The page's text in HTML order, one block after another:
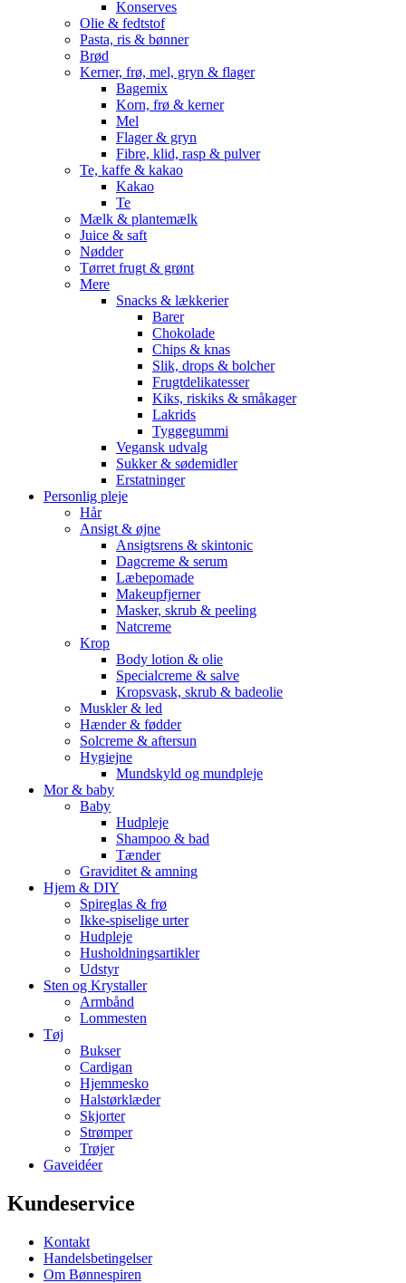
Konserves
Olie & fedtstof
Pasta, ris & bønner
Brød
Kerner, frø, mel, gryn & flager
Bagemix
Korn, frø & kerner
Mel
Flager & gryn
Fibre, klid, rasp & pulver
Te, kaffe & kakao
Kakao
Te
Mælk & plantemælk
Juice & saft
Nødder
Tørret frugt & grønt
Mere
Snacks & lækkerier
Barer
Chokolade
Chips & knas
Slik, drops & bolcher
Frugtdelikatesser
Kiks, riskiks & småkager
Lakrids
Tyggegummi
Vegansk udvalg
Sukker & sødemidler
Erstatninger
Personlig pleje
Hår
Ansigt & øjne
Ansigtsrens & skintonic
Dagcreme & serum
Læbepomade
Makeupfjerner
Masker, skrub & peeling
Natcreme
Krop
Body lotion & olie
Specialcreme & salve
Kropsvask, skrub & badeolie
Muskler & led
Hænder & fødder
Solcreme & aftersun
Hygiejne
Mundskyld og mundpleje
Mor & baby
Baby
Hudpleje
Shampoo & bad
Tænder
Graviditet & amning
Hjem & DIY
Spireglas & frø
Ikke-spiselige urter
Hudpleje
Husholdningsartikler
Udstyr
Sten og Krystaller
Armbånd
Lommesten
Tøj
Bukser
Cardigan
Hjemmesko
Halstørklæder
Skjorter
Strømper
Trøjer
Gaveidéer
Kundeservice
Kontakt
Handelsbetingelser
Om Bønnespiren